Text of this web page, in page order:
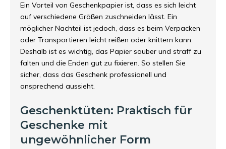
Ein Vorteil von Geschenkpapier ist, dass es sich leicht
auf verschiedene Größen zuschneiden lässt. Ein
möglicher Nachteil ist jedoch, dass es beim Verpacken
oder Transportieren leicht reißen oder knittern kann.
Deshalb ist es wichtig, das Papier sauber und straff zu
falten und die Enden gut zu fixieren. So stellen Sie
sicher, dass das Geschenk professionell und
ansprechend aussieht.
Geschenktüten: Praktisch für
Geschenke mit
ungewöhnlicher Form